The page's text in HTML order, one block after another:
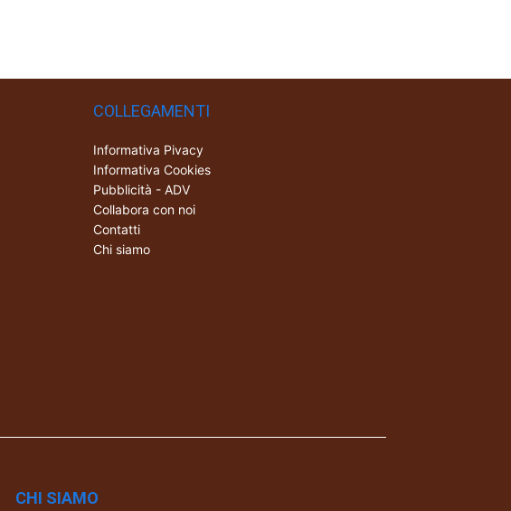
COLLEGAMENTI
Informativa Pivacy
Informativa Cookies
Pubblicità - ADV
Collabora con noi
Contatti
Chi siamo
CHI SIAMO